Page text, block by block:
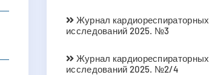
Журнал кардиореспираторных
исследований 2025. №3
Журнал кардиореспираторных
исследований 2025. №2/4